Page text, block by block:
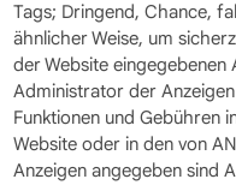
Tags; Dringend, Chance,
ähnlicher Weise, um
der Website eingegebenen
Administrator der
Funktionen und Gebühren
Website oder in den von
Anzeigen angegeben sind